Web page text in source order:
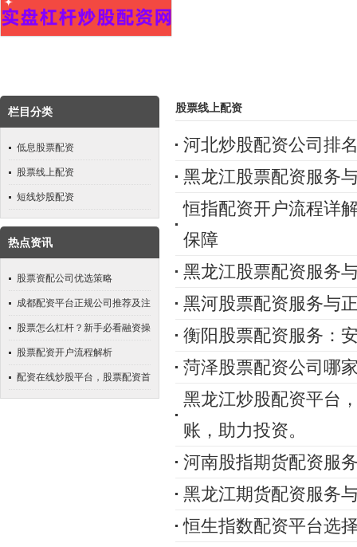
栏目分类
低息股票配资
股票线上配资
短线炒股配资
热点资讯
股票资配公司优选策略
成都配资平台正规公司推荐及注
意事项
股票怎么杠杆？新手必看融资操
作指南
股票配资开户流程解析
配资在线炒股平台，股票配资首
选，安全杠杆投资
股票线上配资
河北炒股配资公司排
黑龙江股票配资服务
恒指配资开户流程详
保障
黑龙江股票配资服务
黑河股票配资服务与
衡阳股票配资服务：
菏泽股票配资公司哪
黑龙江炒股配资平台
账，助力投资。
河南股指期货配资服
黑龙江期货配资服务
恒生指数配资平台选